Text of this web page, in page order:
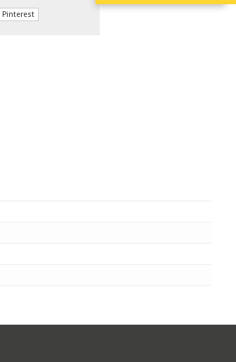
Pinterest